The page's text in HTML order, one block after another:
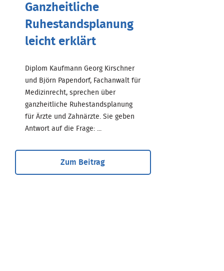
Ganzheitliche
Ruhestandsplanung
leicht erklärt
Diplom Kaufmann Georg Kirschner
und Björn Papendorf, Fachanwalt für
Medizinrecht, sprechen über
ganzheitliche Ruhestandsplanung
für Ärzte und Zahnärzte. Sie geben
Antwort auf die Frage: ...
Zum Beitrag